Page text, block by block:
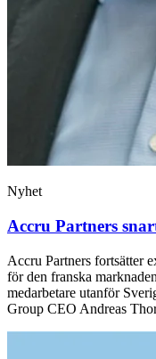
Nyhet
Accru Partners
Accru Partners fortsätter
för den franska
medarbetare utanför
Group CEO Andreas